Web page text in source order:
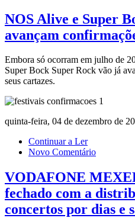
NOS Alive e Super
avançam
Embora só ocorram em julho de
Super Bock Super Rock vão já
seus cartazes.
quinta-feira, 04 de dezembro de
Continuar a Ler
Novo Comentário
VODAFONE
fechado com a
concertos por dias e